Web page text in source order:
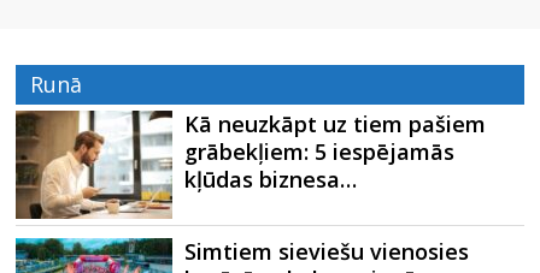
Runā
Kā neuzkāpt uz tiem pašiem
grābekļiem: 5 iespējamās
kļūdas biznesa…
Simtiem sieviešu vienosies